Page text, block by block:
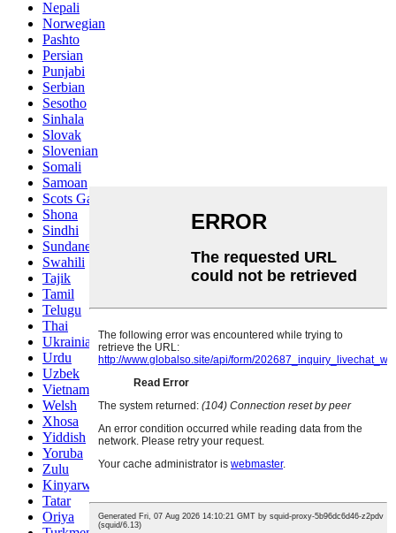
Nepali
Norwegian
Pashto
Persian
Punjabi
Serbian
Sesotho
Sinhala
Slovak
Slovenian
Somali
Samoan
Scots Gaelic
Shona
Sindhi
Sundanese
Swahili
Tajik
Tamil
Telugu
Thai
Ukrainian
Urdu
Uzbek
Vietnamese
Welsh
Xhosa
Yiddish
Yoruba
Zulu
Kinyarwanda
Tatar
Oriya